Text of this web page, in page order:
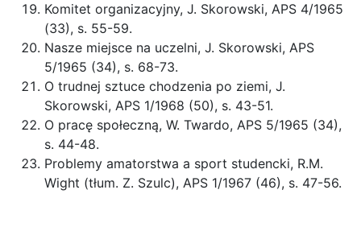
Komitet organizacyjny, J. Skorowski, APS 4/1965
(33), s. 55-59.
Nasze miejsce na uczelni, J. Skorowski, APS
5/1965 (34), s. 68-73.
O trudnej sztuce chodzenia po ziemi, J.
Skorowski, APS 1/1968 (50), s. 43-51.
O pracę społeczną, W. Twardo, APS 5/1965 (34),
s. 44-48.
Problemy amatorstwa a sport studencki, R.M.
Wight (tłum. Z. Szulc), APS 1/1967 (46), s. 47-56.